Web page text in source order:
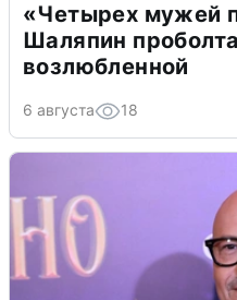
«Четырех мужей
Шаляпин
возлюбленной
6 августа 18